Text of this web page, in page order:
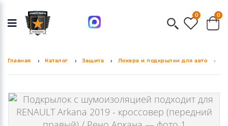
0 0
Главная Каталог Защита Локера и подкрылки для авто